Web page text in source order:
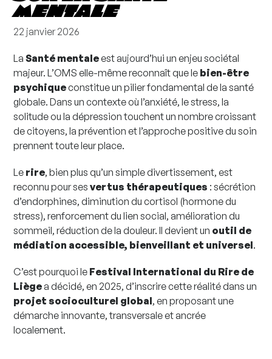
MENTALE
22 janvier 2026
LaSanté mentaleest aujourd’hui un enjeu sociétal
majeur. L’OMS elle-même reconnaît que le bien-être
psychiqueconstitue un pilier fondamental de la santé
globale. Dans un contexte où l’anxiété, le stress, la
solitude ou la dépression touchent un nombre croissant
de citoyens, la prévention et l’approche positive du soin
prennent toute leur place.
Le rire, bien plus qu’un simple divertissement, est
reconnu pour sesvertus thérapeutiques : sécrétion
d’endorphines, diminution du cortisol (hormone du
stress), renforcement du lien social, amélioration du
sommeil, réduction de la douleur. Il devient un outil de
médiation accessible, bienveillant et universel.
C’est pourquoi le Festival International du Rire de
Liègea décidé, en 2025, d’inscrire cette réalité dans un
projet socioculturel global, en proposant une
démarche innovante, transversale et ancrée
localement.